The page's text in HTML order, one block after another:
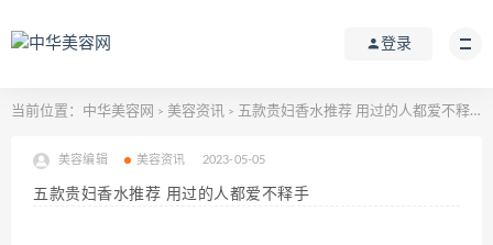
登录
当前位置： 中华美容网 > 美容资讯 > 五款贵妇香水推荐 用过的人都爱不释手
美容编辑 美容资讯 2023-05-05
五款贵妇香水推荐 用过的人都爱不释手